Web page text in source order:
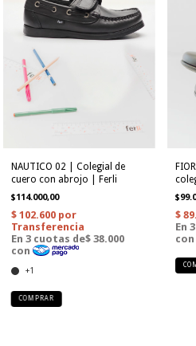
NAUTICO 02 | Colegial de
cuero con abrojo | Ferli
$114.000,00
+1
COMPRAR